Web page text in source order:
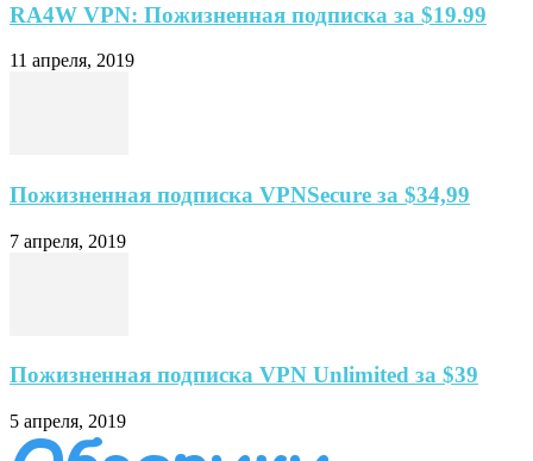
RA4W VPN: Пожизненная подписка за $19.99
11 апреля, 2019
Пожизненная подписка VPNSecure за $34,99
7 апреля, 2019
Пожизненная подписка VPN Unlimited за $39
5 апреля, 2019